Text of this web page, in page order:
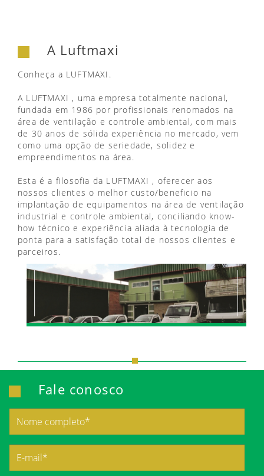
A Luftmaxi
Conheça a LUFTMAXI.
A LUFTMAXI , uma empresa totalmente nacional,
fundada em 1986 por profissionais renomados na
área de ventilação e controle ambiental, com mais
de 30 anos de sólida experiência no mercado, vem
como uma opção de seriedade, solidez e
empreendimentos na área.
Esta é a filosofia da LUFTMAXI , oferecer aos
nossos clientes o melhor custo/beneficio na
implantação de equipamentos na área de ventilação
industrial e controle ambiental, conciliando know-
how técnico e experiência aliada à tecnologia de
ponta para a satisfação total de nossos clientes e
parceiros.
Fale conosco